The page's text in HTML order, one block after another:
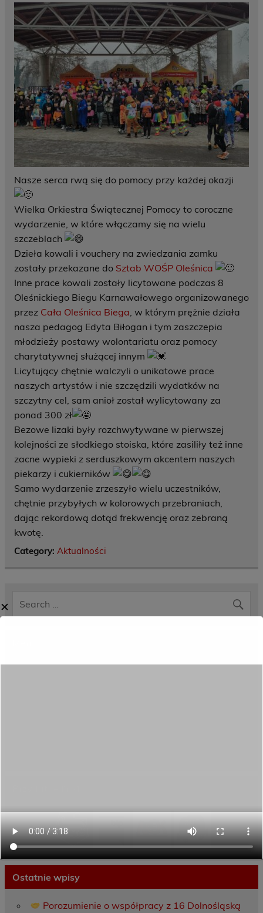
Nasze serca rwą się do pomocy przy każdej okazji
Wielka Orkiestra Świątecznej Pomocy to coroczne
wydarzenie, w które włączamy się na wielu
szczeblach
Dzieła kowali i vouchery na zwiedzania zamku
zostały przekazane do Sztab WOŚP Oleśnica
Inne prace kowali zostały licytowane podczas 8
Oleśnickiego Biegu Karnawałowego organizowanego
przez Cała Oleśnica Biega, w którym prężnie działa
nasza pedagog Edyta Biłogan i tym zaszczepia
młodzieży postawy wolontariatu oraz pomocy
charytatywnej służącej innym
Licytujący chętnie walczyli o unikatowe prace
naszych artystów i nie szczędzili wydatków na
szczytny cel, sam anioł został wylicytowany za
ponad 300 zł
Bezowe lizaki były rozchwytywane w pierwszej
kolejności ze słodkiego stoiska, które zasiliły też inne
zacne wypieki z serduszkowym akcentem naszych
piekarzy i cukierników
Samo wydarzenie zrzeszyło wielu uczestników,
chętnie przybyłych w kolorowych przebraniach,
dając rekordową dotąd frekwencję oraz zebraną
kwotę.
Category: Aktualności
Ostatnie wpisy
Porozumienie o współpracy z 16 Dolnośląską
✕